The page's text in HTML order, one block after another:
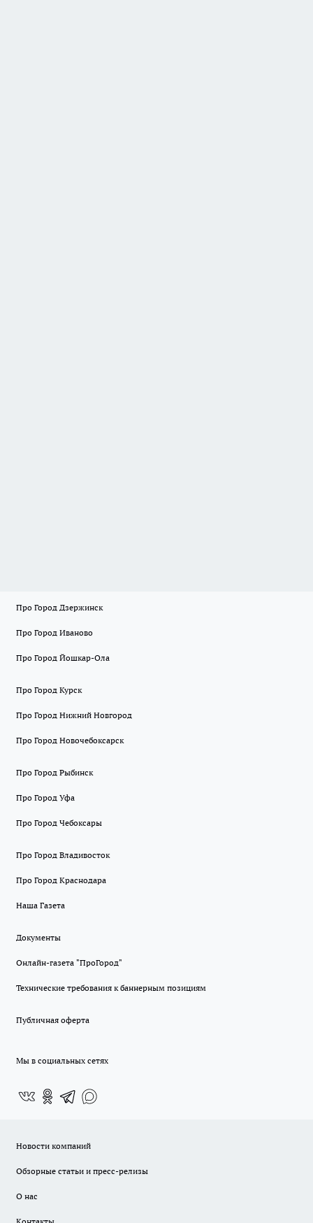
Про Город Дзержинск
Про Город Иваново
Про Город Йошкар-Ола
Про Город Курск
Про Город Нижний Новгород
Про Город Новочебоксарск
Про Город Рыбинск
Про Город Уфа
Про Город Чебоксары
Про Город Владивосток
Про Город Краснодара
Наша Газета
Документы
Онлайн-газета "ПроГород"
Технические требования к баннерным позициям
Публичная оферта
Мы в социальных сетях
Новости компаний
Обзорные статьи и пресс-релизы
О нас